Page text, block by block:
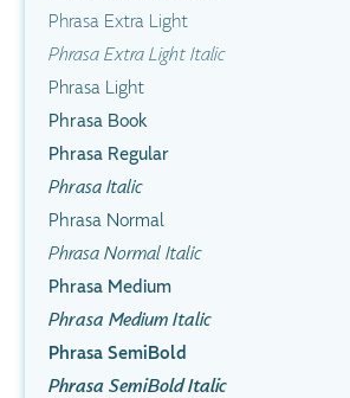
Phrasa Extra Light
Phrasa Extra Light Italic
Phrasa Light
Phrasa Book
Phrasa Regular
Phrasa Italic
Phrasa Normal
Phrasa Normal Italic
Phrasa Medium
Phrasa Medium Italic
Phrasa SemiBold
Phrasa SemiBold Italic